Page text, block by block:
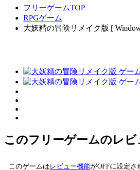
フリーゲームTOP
RPGゲーム
大妖精の冒険リメイク版 [
このフリーゲームのレビ
このゲームは レビュー機能がOFFに設定さ